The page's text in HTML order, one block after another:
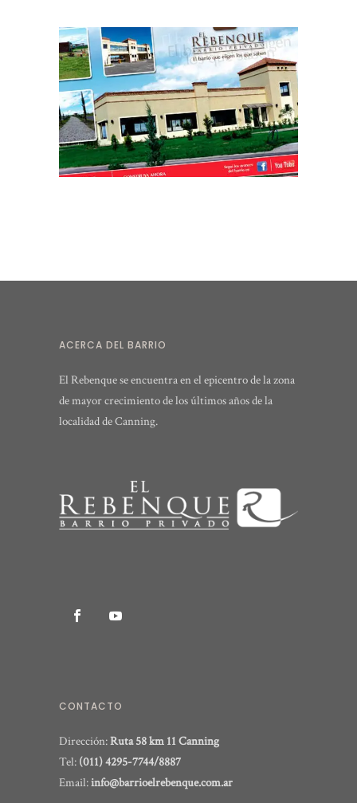
ACERCA DEL BARRIO
El Rebenque se encuentra en el epicentro de la zona
de mayor crecimiento de los últimos años de la
localidad de Canning.
CONTACTO
Dirección:Ruta 58 km 11 Canning
Tel: (011) 4295-7744/8887
Email:info@barrioelrebenque.com.ar